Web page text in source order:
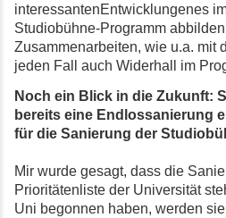
interessantenEntwicklungenes
Studiobühne-Programm
Zusammenarbeiten, wie u.a. mit
jeden Fall auch Widerhall im
Noch ein Blick in die Zukunft:
bereits eine Endlossanierung
für die Sanierung der
Mir wurde gesagt, dass die
Prioritätenliste der Universität
Uni begonnen haben, werden